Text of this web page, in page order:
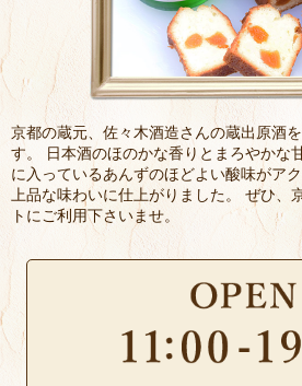
【5月の営業のお知らせ】
5月のお休みは定休日の水曜日のみ
今後ともアトリエ・ラ・トランキリ
ろしくお願い致します。
2025.03.28
【4月の営業のお知らせ】
4月のお休みは定休日の水曜日のみ
今後ともアトリエ・ラ・トランキリ
ろしくお願い致します。
2025.02.27
【3月の営業のお知らせ】
3月のお休みは定休日の水曜日のみと
今後ともアトリエ・ラ・トランキリ
ろしくお願い致します。
京都の蔵元、佐々木酒造さんの蔵出原酒
す。 日本酒のほのかな香りとまろやかな
に入っているあんずのほどよい酸味がア
上品な味わいに仕上がりました。 ぜひ、
トにご利用下さいませ。